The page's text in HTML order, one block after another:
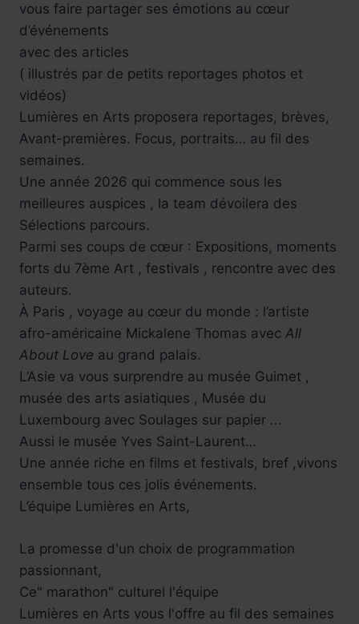
vous faire partager ses émotions au cœur
d’événements
avec des articles
( illustrés par de petits reportages photos et
vidéos)
Lumières en Arts proposera reportages, brèves,
Avant-premières. Focus, portraits… au fil des
semaines.
Une année 2026 qui commence sous les
meilleures auspices , la team dévoilera des
Sélections parcours.
Parmi ses coups de cœur : Expositions, moments
forts du 7ème Art , festivals , rencontre avec des
auteurs.
À Paris , voyage au cœur du monde : l’artiste
afro-américaine Mickalene Thomas avec All
About Love au grand palais.
L’Asie va vous surprendre au musée Guimet ,
musée des arts asiatiques , Musée du
Luxembourg avec Soulages sur papier …
Aussi le musée Yves Saint-Laurent…
Une année riche en films et festivals, bref ,vivons
ensemble tous ces jolis événements.
L’équipe Lumières en Arts,
La promesse d'un choix de programmation
passionnant,
Ce" marathon" culturel l'équipe
Lumières en Arts vous l'offre au fil des semaines